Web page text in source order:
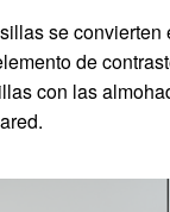
se convierten
de
con las